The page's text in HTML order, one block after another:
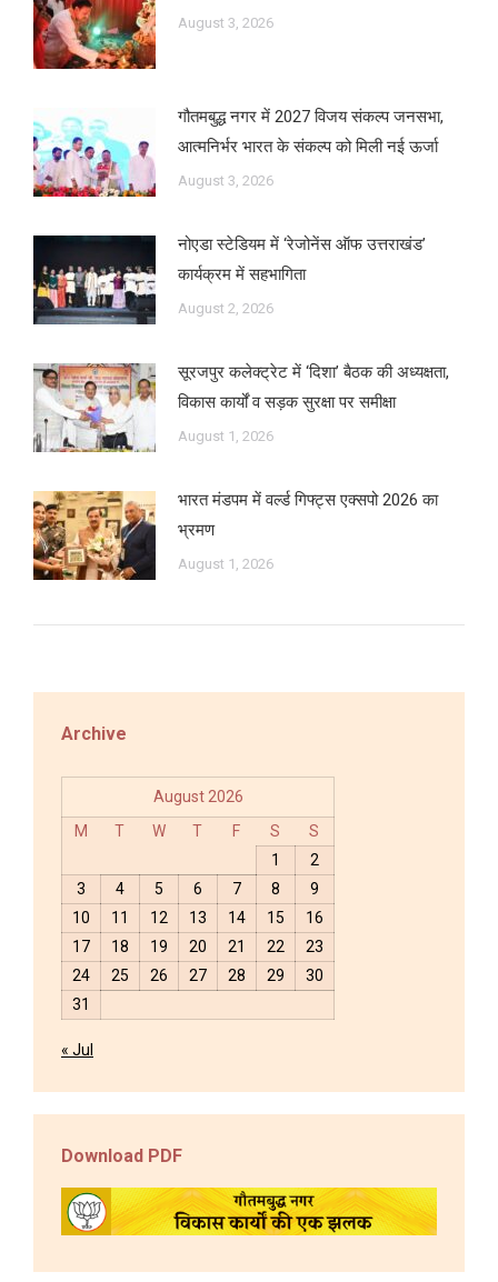
August 3, 2026
गौतमबुद्ध नगर में 2027 विजय संकल्प जनसभा,
आत्मनिर्भर भारत के संकल्प को मिली नई ऊर्जा
August 3, 2026
नोएडा स्टेडियम में ‘रेजोनेंस ऑफ उत्तराखंड’
कार्यक्रम में सहभागिता
August 2, 2026
सूरजपुर कलेक्ट्रेट में ‘दिशा’ बैठक की अध्यक्षता,
विकास कार्यों व सड़क सुरक्षा पर समीक्षा
August 1, 2026
भारत मंडपम में वर्ल्ड गिफ्ट्स एक्सपो 2026 का
भ्रमण
August 1, 2026
Archive
August 2026
M
T W T F S
S
1
2
3
4 5 6 7 8
9
10
11 12 13 14 15
16
17
18 19 20 21 22
23
24
25 26 27 28 29
30
31
« Jul
Download PDF